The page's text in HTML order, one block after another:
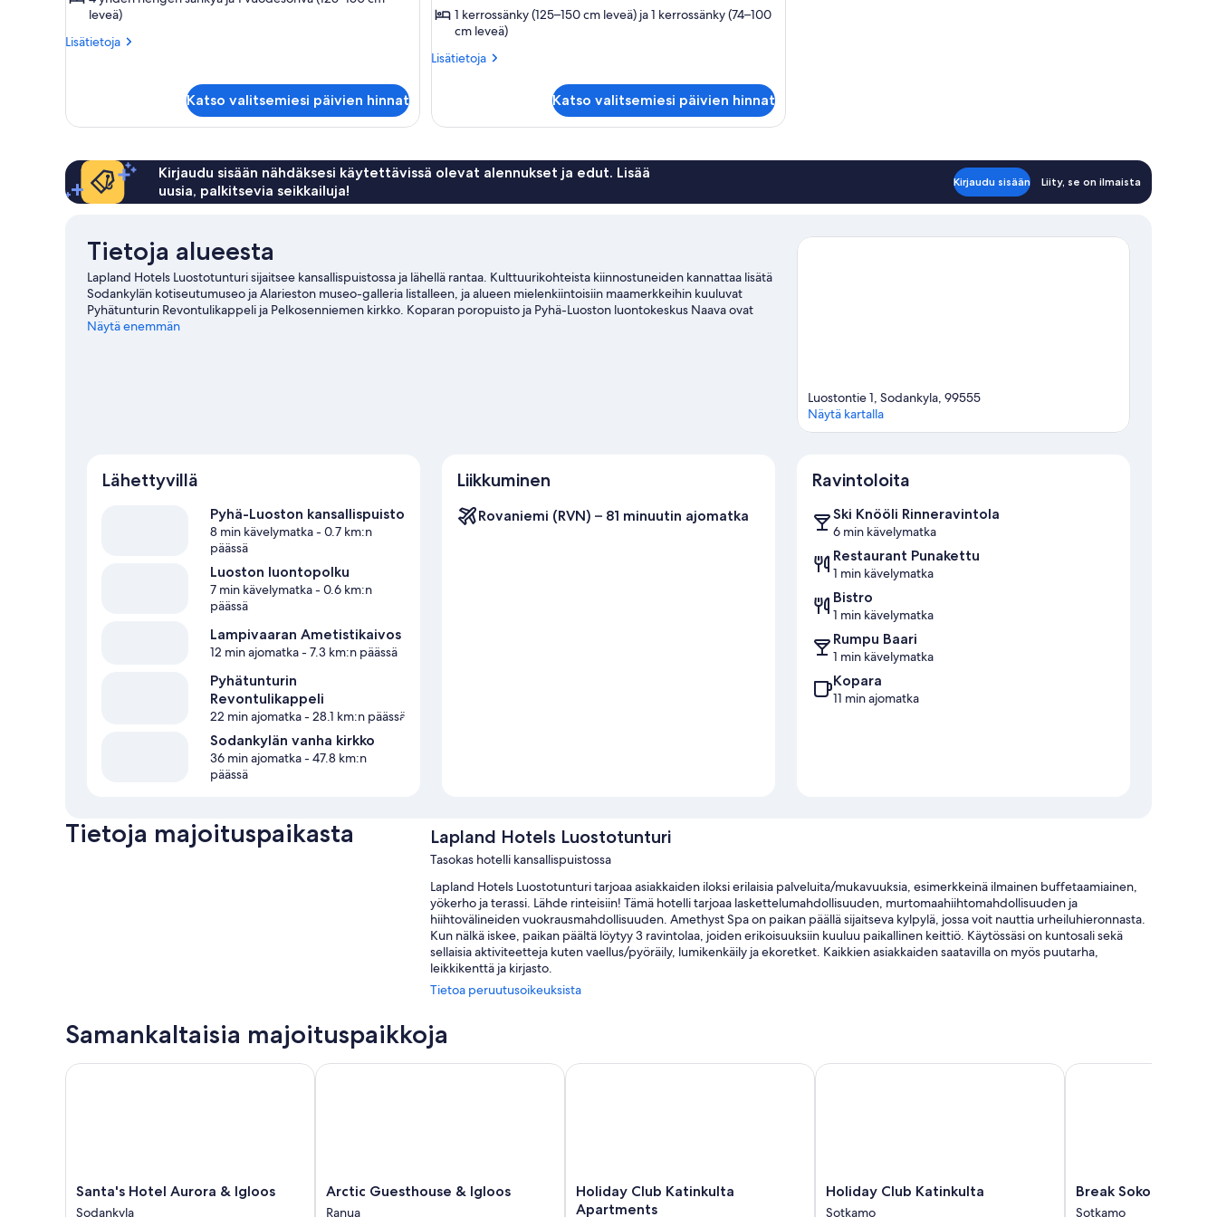
vuoristonäköala
kuvat
leveä)
Lisätietoja
Lisätietoja
makuuhuonetta,
Katso valitsemiesi päivien hinnat
1 kerrossänky (125–150 cm leveä) ja 1 kerrossänky (74–100
cm leveä)
Lisätietoja
Lisätietoja
Katso valitsemiesi päivien hinnat
Kirjaudu sisään nähdäksesi käytettävissä olevat alennukset ja edut. Lisää
uusia, palkitsevia seikkailuja!
Kirjaudu sisään Liity, se on ilmaista
Tietoja alueesta
Lapland Hotels Luostotunturi sijaitsee kansallispuistossa ja lähellä rantaa. Kulttuurikohteista kiinnostuneiden kannattaa lisätä
Sodankylän kotiseutumuseo ja Alarieston museo-galleria listalleen, ja alueen mielenkiintoisiin maamerkkeihin kuuluvat
Pyhätunturin Revontulikappeli ja Pelkosenniemen kirkko. Koparan poropuisto ja Pyhä-Luoston luontokeskus Naava ovat
myös vierailun arvoisia. Täällä voit kalastaa, tai osallistua ulkoilma-aktiviteetteihin, joihin kuuluu hevosratsastus ja
Näytä enemmän
Luostontie 1, Sodankyla, 99555
Näytä kartalla
Lähettyvillä
Pyhä-Luoston kansallispuisto
8 min kävelymatka- 0.7 km:n
päässä
Luoston luontopolku
7 min kävelymatka- 0.6 km:n
päässä
Lampivaaran Ametistikaivos
12 min ajomatka- 7.3 km:n päässä
Pyhätunturin
Revontulikappeli
22 min ajomatka- 28.1 km:n päässä
Sodankylän vanha kirkko
36 min ajomatka- 47.8 km:n
päässä
Liikkuminen
Rovaniemi (RVN) – 81 minuutin ajomatka
Ravintoloita
Ski Knööli Rinneravintola
6 min kävelymatka
Restaurant Punakettu
1 min kävelymatka
Bistro
1 min kävelymatka
Rumpu Baari
1 min kävelymatka
Kopara
11 min ajomatka
Tietoja majoituspaikasta Lapland Hotels Luostotunturi
Tasokas hotelli kansallispuistossa
Lapland Hotels Luostotunturi tarjoaa asiakkaiden iloksi erilaisia palveluita/mukavuuksia, esimerkkeinä ilmainen buffetaamiainen,
yökerho ja terassi. Lähde rinteisiin! Tämä hotelli tarjoaa laskettelumahdollisuuden, murtomaahiihtomahdollisuuden ja
hiihtovälineiden vuokrausmahdollisuuden. Amethyst Spa on paikan päällä sijaitseva kylpylä, jossa voit nauttia urheiluhieronnasta.
Kun nälkä iskee, paikan päältä löytyy 3 ravintolaa, joiden erikoisuuksiin kuuluu paikallinen keittiö. Käytössäsi on kuntosali sekä
sellaisia aktiviteetteja kuten vaellus/pyöräily, lumikenkäily ja ekoretket. Kaikkien asiakkaiden saatavilla on myös puutarha,
leikkikenttä ja kirjasto.
Lisäksi asiakkailla on käytössään nämä edut:
Polkupyörien vuokrausmahdollisuus, edestakaiset lentokenttäkuljetukset (lisämaksusta) ja tietokonepiste
Muihin palveluihin/mukavuuksiin lukeutuvat:
Ilmaiset teepussit / ilmainen pikakahvi ja vedenkeittimet
Tietoa peruutusoikeuksista
Samankaltaisia majoituspaikkoja
Santa's
Hotel
Santa's Hotel Aurora & Igloos
Sodankyla
Santa's Hotel Aurora & Igloos
Arctic
Guesthouse
Arctic Guesthouse & Igloos
Ranua
Arctic Guesthouse & Igloos
Holiday
Club
Holiday Club Katinkulta
Apartments
Holiday Club Katinkulta Apartments
Holiday
Club
Holiday Club Katinkulta
Sotkamo
Holiday Club Katinkulta
Break
Sokos
Break Sokos Hotel
Sotkamo
Break Sokos Hotel